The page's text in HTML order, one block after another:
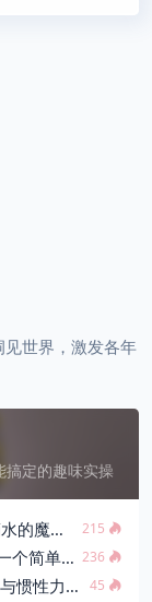
世界，激发各年
搞定的趣味实操
”起来！ 215
燃烧秘密 236
力学演示 45